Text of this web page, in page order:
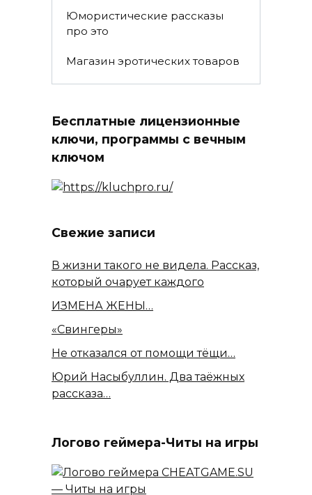
Юмористические рассказы
про это
Магазин эротических товаров
Бесплатные лицензионные
ключи, программы с вечным
ключом
Свежие записи
В жизни такого не видела. Рассказ,
который очарует каждого
ИЗМЕНА ЖЕНЫ…
«Свингеры»
Не отказался от помощи тёщи…
Юрий Насыбуллин. Два таёжных
рассказа…
Логово геймера-Читы на игры